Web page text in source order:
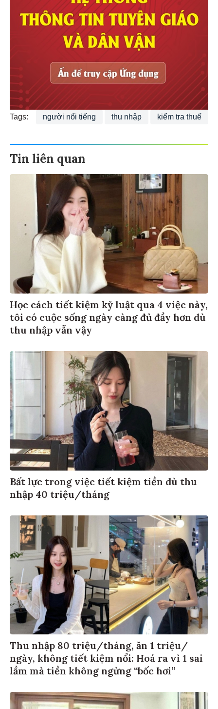
Tags: người nổi tiếng thu nhập kiểm tra thuế
Tin liên quan
Học cách tiết kiệm kỷ luật qua 4 việc này,
tôi có cuộc sống ngày càng đủ đầy hơn dù
thu nhập vẫn vậy
Bất lực trong việc tiết kiệm tiền dù thu
nhập 40 triệu/tháng
Thu nhập 80 triệu/tháng, ăn 1 triệu/
ngày, không tiết kiệm nổi: Hoá ra vì 1 sai
lầm mà tiền không ngừng “bốc hơi”